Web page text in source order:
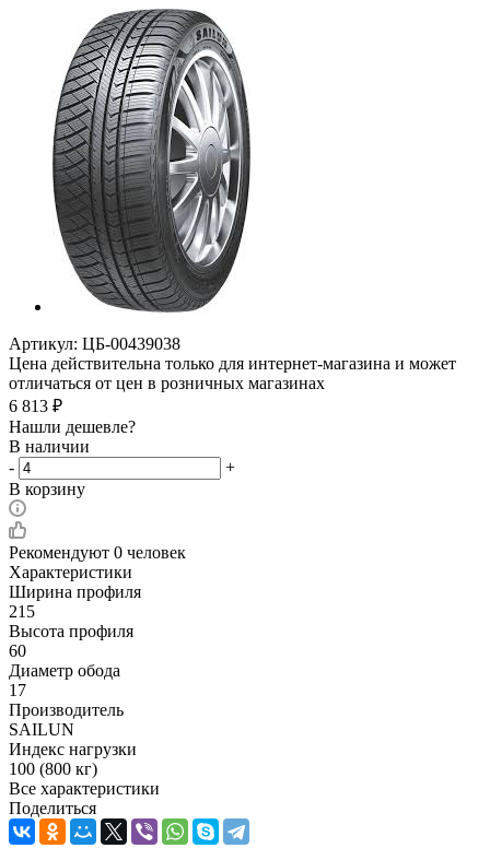
Артикул: ЦБ-00439038
Цена действительна только для интернет-магазина и может
отличаться от цен в розничных магазинах
6 813 ₽
Нашли дешевле?
В наличии
-
+
В корзину
Рекомендуют 0 человек
Характеристики
Ширина профиля
215
Высота профиля
60
Диаметр обода
17
Производитель
SAILUN
Индекс нагрузки
100 (800 кг)
Все характеристики
Поделиться